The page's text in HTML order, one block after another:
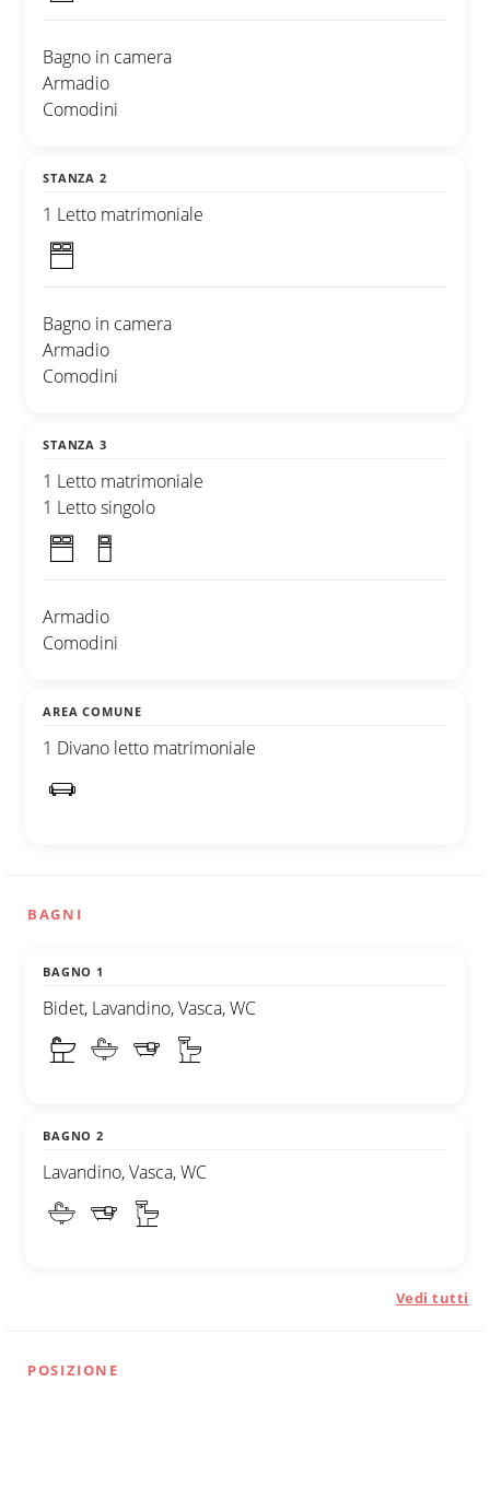
Bagno in camera
Armadio
Comodini
STANZA 2
1 Letto matrimoniale
Bagno in camera
Armadio
Comodini
STANZA 3
1 Letto matrimoniale
1 Letto singolo
Armadio
Comodini
AREA COMUNE
1 Divano letto matrimoniale
BAGNI
BAGNO 1
Bidet, Lavandino, Vasca, WC
BAGNO 2
Lavandino, Vasca, WC
Vedi tutti
POSIZIONE